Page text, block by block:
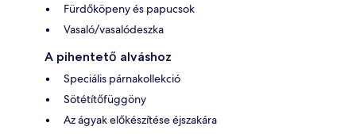
Fürdőköpeny és papucsok
Vasaló/vasalódeszka
A pihentető alváshoz
Speciális párnakollekció
Sötétítőfüggöny
Az ágyak előkészítése éjszakára